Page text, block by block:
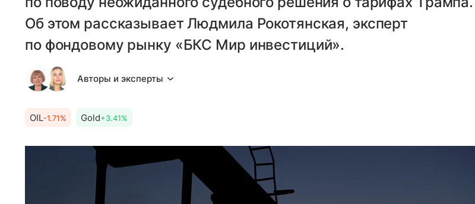
Об этом рассказывает Людмила Рокотянская, эксперт
по фондовому рынку «БКС Мир инвестиций».
Авторы и эксперты
OIL-1.71% Gold+3.41%